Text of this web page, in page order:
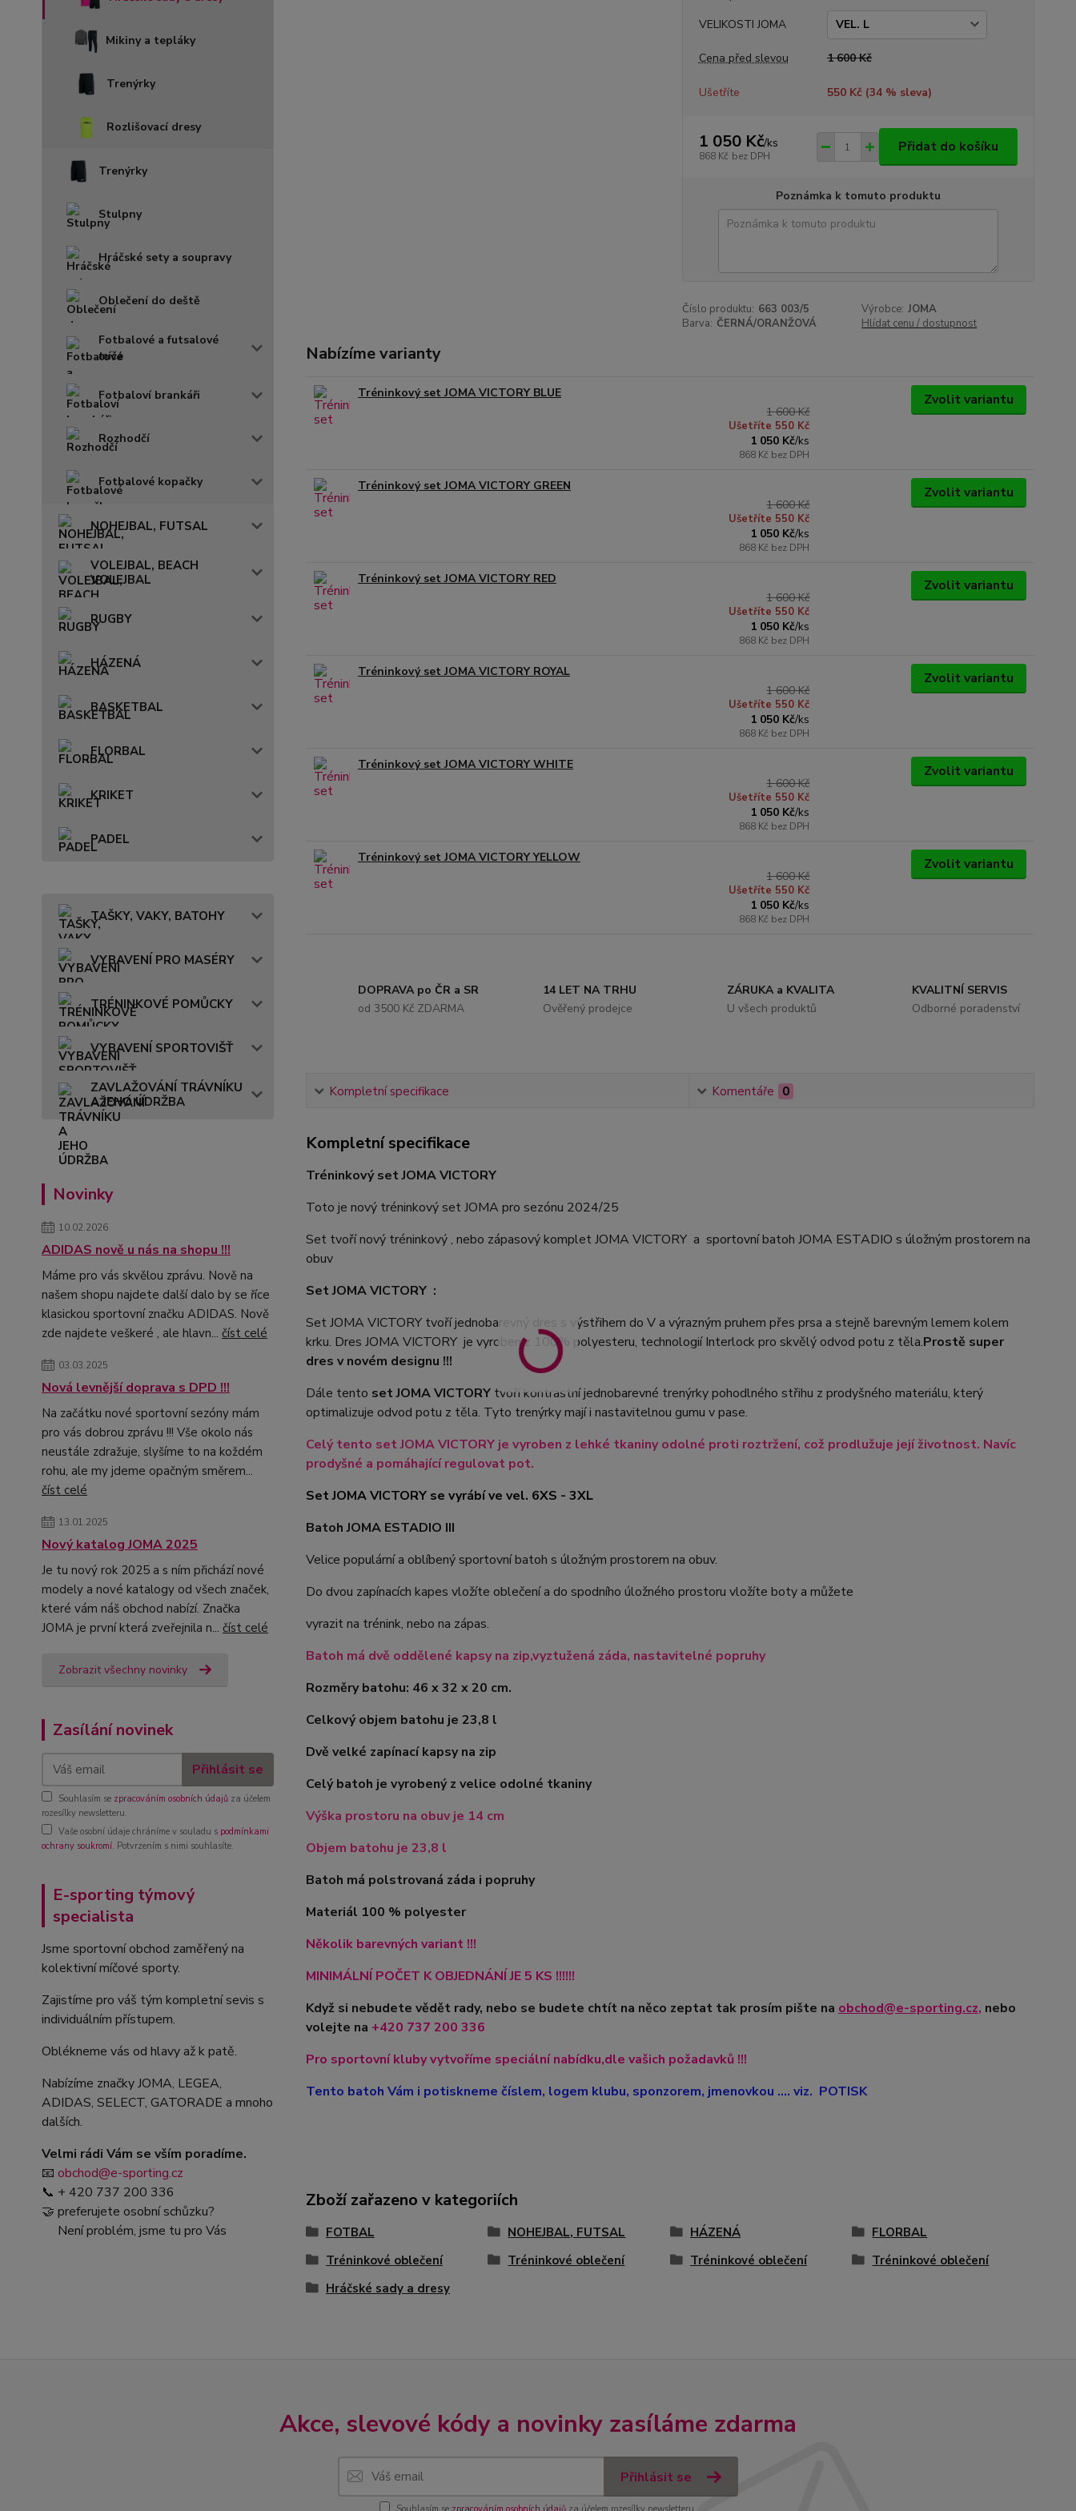
Mikiny a tepláky
Trenýrky
Rozlišovací dresy
Trenýrky
Stulpny
Hráčské sety a soupravy
Oblečení do deště
Fotbalové a futsalové
míče
Fotbaloví brankáři
Rozhodčí
Fotbalové kopačky
NOHEJBAL, FUTSAL
VOLEJBAL, BEACH
VOLEJBAL
RUGBY
HÁZENÁ
BASKETBAL
FLORBAL
KRIKET
PADEL
TAŠKY, VAKY, BATOHY
VYBAVENÍ PRO MASÉRY
TRÉNINKOVÉ POMŮCKY
VYBAVENÍ SPORTOVIŠŤ
ZAVLAŽOVÁNÍ TRÁVNÍKU
A JEHO ÚDRŽBA
Novinky
10.02.2026
ADIDAS nově u nás na shopu !!!
Máme pro vás skvělou zprávu. Nově na
našem shopu najdete další dalo by se říce
klasickou sportovní značku ADIDAS. Nově
zde najdete veškeré , ale hlavn... číst celé
03.03.2025
Nová levnější doprava s DPD !!!
Na začátku nové sportovní sezóny mám
pro vás dobrou zprávu !!! Vše okolo nás
neustále zdražuje, slyšíme to na koždém
rohu, ale my jdeme opačným směrem...
číst celé
13.01.2025
Nový katalog JOMA 2025
Je tu nový rok 2025 a s ním přichází nové
modely a nové katalogy od všech značek,
které vám náš obchod nabízí. Značka
JOMA je první která zveřejnila n... číst celé
Zobrazit všechny novinky
Zasílání novinek
Přihlásit se
Souhlasím se zpracováním osobních údajů za účelem
rozesílky newsletteru.
Vaše osobní údaje chráníme v souladu s podmínkami
ochrany soukromí. Potvrzením s nimi souhlasíte.
E-sporting týmový
specialista
Jsme sportovní obchod zaměřený na
kolektivní míčové sporty.
Zajistíme pro váš tým kompletní sevis s
individuálním přístupem.
Oblékneme vás od hlavy až k patě.
Nabízíme značky JOMA, LEGEA,
ADIDAS, SELECT, GATORADE a mnoho
dalších.
Velmi rádi Vám se vším poradíme.
📧 obchod@e-sporting.cz
📞 + 420 737 200 336
🤝 preferujete osobní schůzku?
Není problém, jsme tu pro Vás
VELIKOSTI JOMA
Cena před slevou 1 600 Kč
Ušetříte 550 Kč (34% sleva)
1 050 Kč/ks
868 Kč bez DPH
Přidat do košíku
Poznámka k tomuto produktu
Číslo produktu: 663 003/5 Výrobce: JOMA
Barva: ČERNÁ/ORANŽOVÁ Hlídat cenu / dostupnost
Nabízíme varianty
Tréninkový set JOMA VICTORY BLUE
1 600 Kč
Ušetříte 550 Kč
1 050 Kč/ks
868 Kč bez DPH
Zvolit variantu
Tréninkový set JOMA VICTORY GREEN
1 600 Kč
Ušetříte 550 Kč
1 050 Kč/ks
868 Kč bez DPH
Zvolit variantu
Tréninkový set JOMA VICTORY RED
1 600 Kč
Ušetříte 550 Kč
1 050 Kč/ks
868 Kč bez DPH
Zvolit variantu
Tréninkový set JOMA VICTORY ROYAL
1 600 Kč
Ušetříte 550 Kč
1 050 Kč/ks
868 Kč bez DPH
Zvolit variantu
Tréninkový set JOMA VICTORY WHITE
1 600 Kč
Ušetříte 550 Kč
1 050 Kč/ks
868 Kč bez DPH
Zvolit variantu
Tréninkový set JOMA VICTORY YELLOW
1 600 Kč
Ušetříte 550 Kč
1 050 Kč/ks
868 Kč bez DPH
Zvolit variantu
DOPRAVA po ČR a SR
od 3500 Kč ZDARMA
14 LET NA TRHU
Ověřený prodejce
ZÁRUKA a KVALITA
U všech produktů
KVALITNÍ SERVIS
Odborné poradenství
Kompletní specifikace Komentáře 0
Kompletní specifikace
Tréninkový set JOMA VICTORY
Toto je nový tréninkový set JOMA pro sezónu 2024/25
Set tvoří nový tréninkový , nebo zápasový komplet JOMA VICTORY a sportovní batoh JOMA ESTADIO s úložným prostorem na
obuv
Set JOMA VICTORY :
Set JOMA VICTORY tvoří jednobarevný dres s výstřihem do V a výrazným pruhem přes prsa a stejně barevným lemem kolem
krku. Dres JOMA VICTORY je vyroben z 100% polyesteru, technologií Interlock pro skvělý odvod potu z těla.Prostě super
dres v novém designu !!!
Dále tento set JOMA VICTORYtvoří kontrastní jednobarevné trenýrky pohodlného střihu z prodyšného materiálu, který
optimalizuje odvod potu z těla. Tyto trenýrky mají i nastavitelnou gumu v pase.
Celý tento set JOMA VICTORY je vyroben z lehké tkaniny odolné proti roztržení, což prodlužuje její životnost. Navíc
prodyšné a pomáhající regulovat pot.
Set JOMA VICTORY se vyrábí ve vel. 6XS - 3XL
Batoh JOMA ESTADIO III
Velice populární a oblíbený sportovní batoh s úložným prostorem na obuv.
Do dvou zapínacích kapes vložíte oblečení a do spodního úložného prostoru vložíte boty a můžete
vyrazit na trénink, nebo na zápas.
Batoh má dvě oddělené kapsy na zip,vyztužená záda, nastavitelné popruhy
Rozměry batohu: 46 x 32 x 20 cm.
Celkový objem batohu je 23,8 l
Dvě velké zapínací kapsy na zip
Celý batoh je vyrobený z velice odolné tkaniny
Výška prostoru na obuv je 14 cm
Objem batohu je 23,8 l
Batoh má polstrovaná záda i popruhy
Materiál 100 % polyester
Několik barevných variant !!!
MINIMÁLNÍ POČET K OBJEDNÁNÍ JE 5 KS !!!!!!
Když si nebudete vědět rady, nebo se budete chtít na něco zeptat tak prosím pište na obchod@e-sporting.cz, nebo
volejte na +420 737 200 336
Pro sportovní kluby vytvoříme speciální nabídku,dle vašich požadavků !!!
Tento batoh Vám i potiskneme číslem, logem klubu, sponzorem, jmenovkou .... viz. POTISK
Zboží zařazeno v kategoriích
FOTBAL NOHEJBAL, FUTSAL HÁZENÁ
FLORBAL
Tréninkové oblečení
Tréninkové oblečení Tréninkové oblečení
Tréninkové oblečení
Hráčské sady a dresy
Akce, slevové kódy a novinky zasíláme zdarma
Přihlásit se